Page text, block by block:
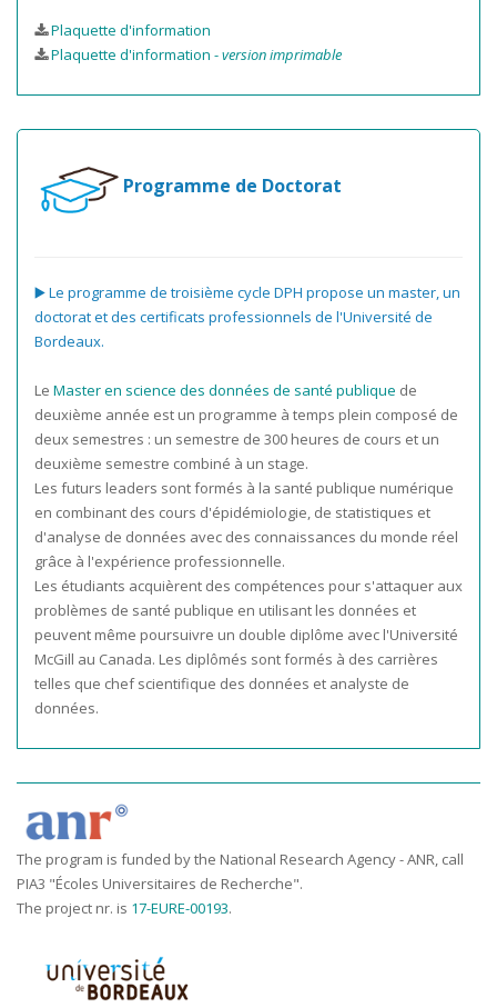
Plaquette d'information
Plaquette d'information -version imprimable
Programme de Doctorat
▶️Le programme de troisième cycle DPH propose un master, un
doctorat et des certificats professionnels de l'Université de
Bordeaux.
Le Master en science des données de santé publique de
deuxième année est un programme à temps plein composé de
deux semestres : un semestre de 300 heures de cours et un
deuxième semestre combiné à un stage.
Les futurs leaders sont formés à la santé publique numérique
en combinant des cours d'épidémiologie, de statistiques et
d'analyse de données avec des connaissances du monde réel
grâce à l'expérience professionnelle.
Les étudiants acquièrent des compétences pour s'attaquer aux
problèmes de santé publique en utilisant les données et
peuvent même poursuivre un double diplôme avec l'Université
McGill au Canada. Les diplômés sont formés à des carrières
telles que chef scientifique des données et analyste de
données.
The program is funded by the National Research Agency - ANR, call
PIA3 "Écoles Universitaires de Recherche".
The project nr. is 17-EURE-00193.